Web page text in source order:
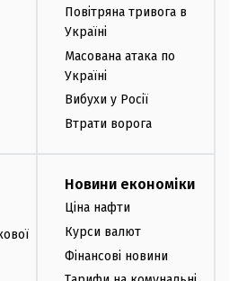
Повітряна тривога в
Україні
Масована атака по
Україні
Вибухи у Росії
Втрати ворога
Новини економіки
Ціна нафти
Курси валют
Фінансові новини